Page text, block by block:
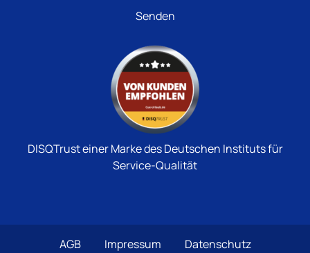
DISQTrust einer Marke des Deutschen Instituts für
Service-Qualität
AGB Impressum Datenschutz